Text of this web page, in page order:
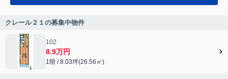
クレール２１の募集中物件
102
8.9万円
1階 / 8.03坪(26.56㎡)